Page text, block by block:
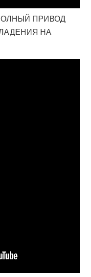
ПРИВОД
НА